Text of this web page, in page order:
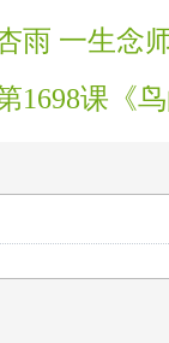
雨 一生念
1698课《